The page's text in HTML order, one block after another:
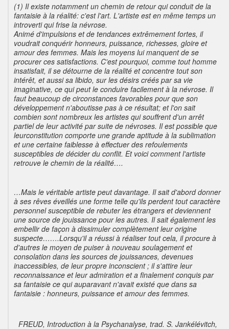
(1) Il existe notamment un chemin de retour qui conduit de la
fantaisie à la réalité: c'est l'art. L'artiste est en même temps un
introverti qui frise la névrose.
Animé d'impulsions et de tendances extrêmement fortes, il
voudrait conquérir honneurs, puissance, richesses, gloire et
amour des femmes. Mais les moyens lui manquent de se
procurer ces satisfactions. C'est pourquoi, comme tout homme
insatisfait, il se détourne de la réalité et concentre tout son
intérêt, et aussi sa libido, sur les désirs créés par sa vie
imaginative, ce qui peut le conduire facilement à la névrose. Il
faut beaucoup de circonstances favorables pour que son
développement n'aboutisse pas à ce résultat; et l'on sait
combien sont nombreux les artistes qui souffrent d'un arrêt
partiel de leur activité par suite de névroses. Il est possible que
leurconstitution comporte une grande aptitude à la sublimation
et une certaine faiblesse à effectuer des refoulements
susceptibles de décider du conflit. Et voici comment l'artiste
retrouve le chemin de la réalité….
…Mais le véritable artiste peut davantage. Il sait d'abord donner
à ses rêves éveillés une forme telle qu'ils perdent tout caractère
personnel susceptible de rebuter les étrangers et deviennent
une source de jouissance pour les autres. Il sait également les
embellir de façon à dissimuler complètement leur origine
suspecte…….Lorsqu'il a réussi à réaliser tout cela, il procure à
d'autres le moyen de puiser à nouveau soulagement et
consolation dans les sources de jouissances, devenues
inaccessibles, de leur propre inconscient ; il s'attire leur
reconnaissance et leur admiration et a finalement conquis par
sa fantaisie ce qui auparavant n'avait existé que dans sa
fantaisie : honneurs, puissance et amour des femmes.
FREUD, Introduction à la Psychanalyse, trad. S. Jankélévitch,